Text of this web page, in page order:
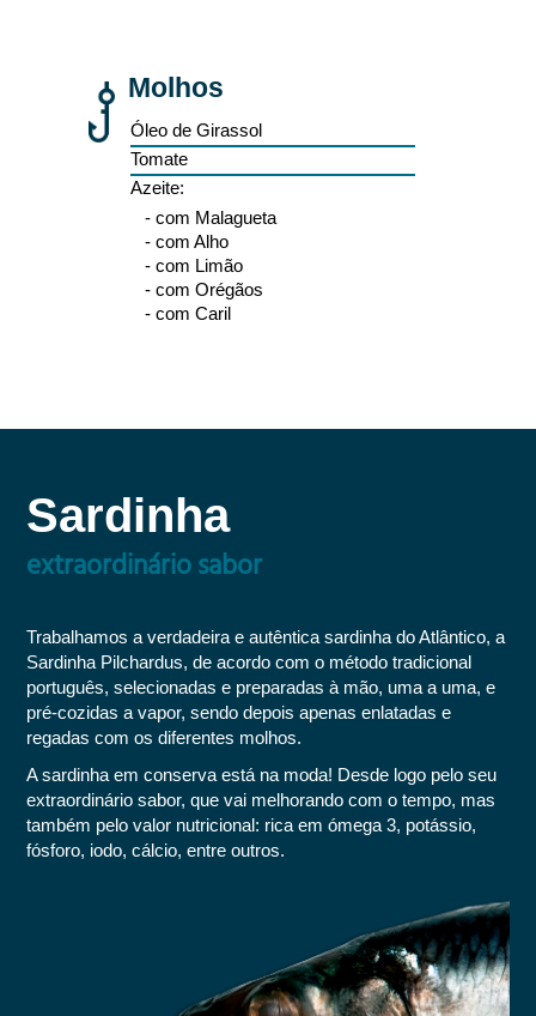
Molhos
Óleo de Girassol
Tomate
Azeite:
- com Malagueta
- com Alho
- com Limão
- com Orégãos
- com Caril
Sardinha
extraordinário sabor
Trabalhamos a verdadeira e autêntica sardinha do Atlântico, a
Sardinha Pilchardus, de acordo com o método tradicional
português, selecionadas e preparadas à mão, uma a uma, e
pré-cozidas a vapor, sendo depois apenas enlatadas e
regadas com os diferentes molhos.
A sardinha em conserva está na moda! Desde logo pelo seu
extraordinário sabor, que vai melhorando com o tempo, mas
também pelo valor nutricional: rica em ómega 3, potássio,
fósforo, iodo, cálcio, entre outros.